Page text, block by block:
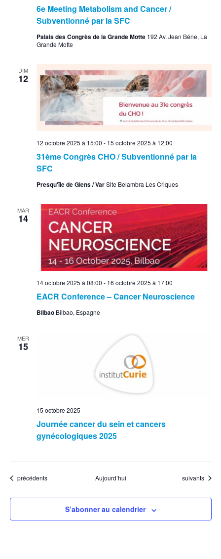
6e Meeting Metabolism and Cancer /
Subventionné par la SFC
Palais des Congrès de la Grande Motte 192 Av. Jean Béne, La
Grande Motte
DIM
12
31ème Congrès CHO / Subventionné par la
SFC
12 octobre 2025 à 15:00 - 15 octobre 2025 à 12:00
Presqu'île de Giens / VarSite Belambra Les Criques
MAR
14
EACR Conference – Cancer Neuroscience
14 octobre 2025 à 08:00 - 16 octobre 2025 à 17:00
Bilbao Bilbao, Espagne
MER
15
Journée cancer du sein et cancers
gynécologiques 2025
15 octobre 2025
Événements
précédents Aujourd’hui Événements
suivants
S’abonner au calendrier